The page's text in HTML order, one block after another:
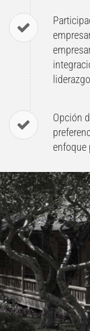
Opción
enfoque